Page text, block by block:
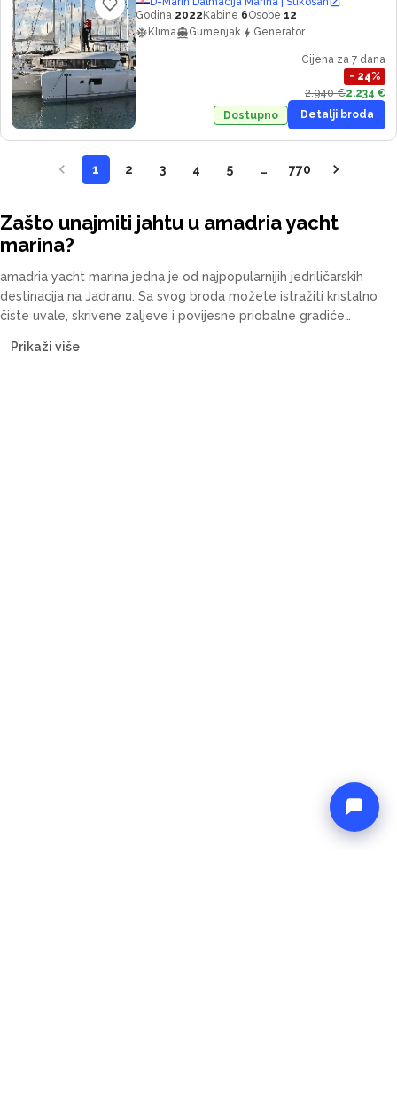
Godina 2022 Kabine 6Osobe 12
Klima
Gumenjak Generator
Cijena za 7 dana
− 24%
2.940 €2.234 €
Dostupno
Detalji broda
1 2 3 4 5 … 770
Zašto unajmiti jahtu u amadria yacht
marina?
amadria yacht marina jedna je od najpopularnijih jedriličarskih
destinacija na Jadranu. Sa svog broda možete istražiti kristalno
čiste uvale, skrivene zaljeve i povijesne priobalne gradiće
motorne jahte i gulete — s posadom ili bareboat, za svaki budžet.
Prikaži više